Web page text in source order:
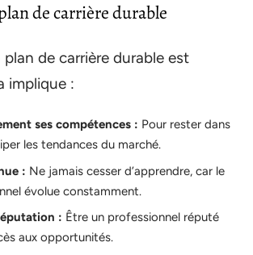
de carrière durable
de carrière durable est
implique :
ses compétences : Pour rester dans
les tendances du marché.
: Ne jamais cesser d’apprendre, car le
évolue constamment.
: Être un professionnel réputé
aux opportunités.